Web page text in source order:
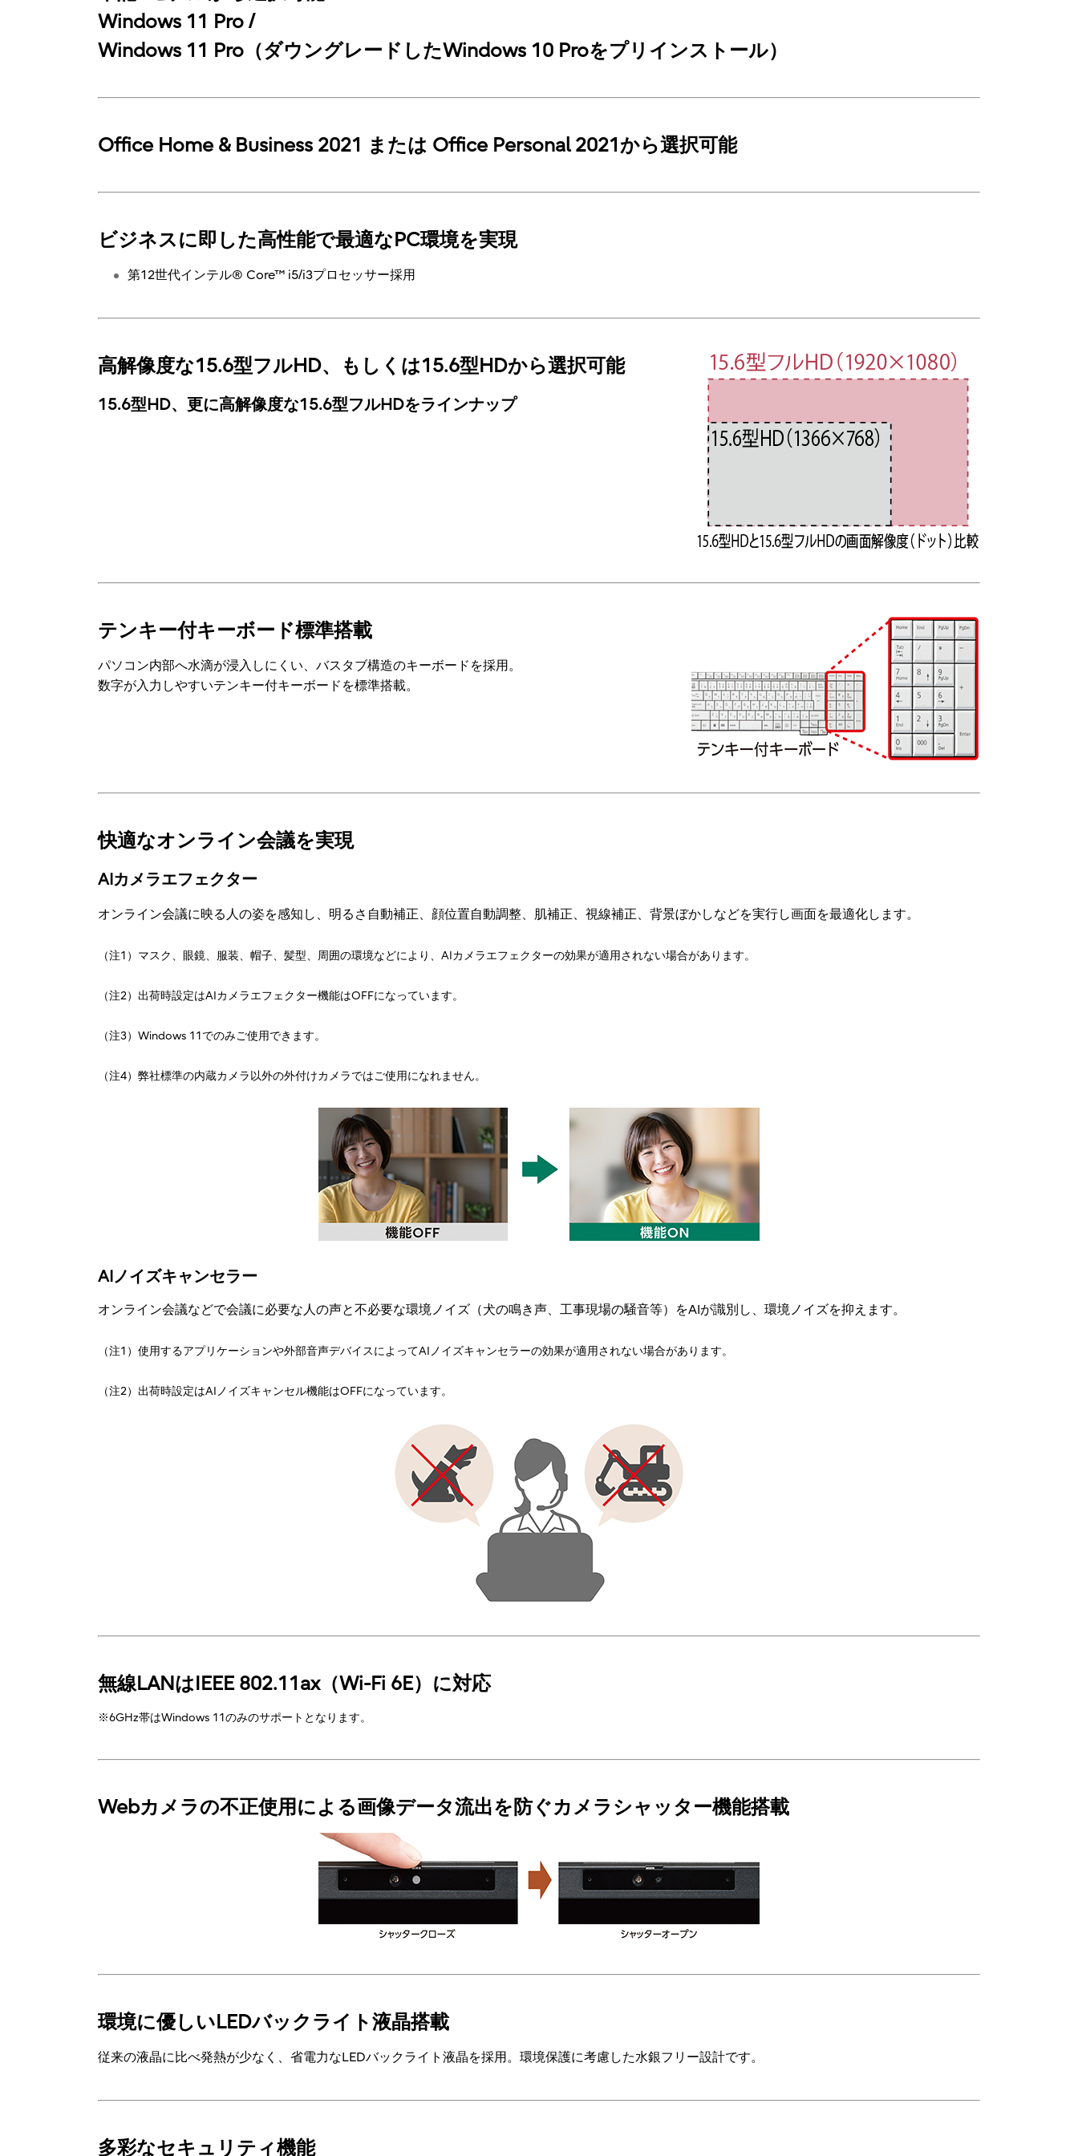
Windows 11 Pro /
Windows 11 Pro（ダウングレードしたWindows 10 Proをプリインストール）
Office Home & Business 2021 または Office Personal 2021から選択可能
ビジネスに即した高性能で最適なPC環境を実現
第12世代インテル® Core™ i5/i3プロセッサー採用
高解像度な15.6型フルHD、もしくは15.6型HDから選択可能
15.6型HD、更に高解像度な15.6型フルHDをラインナップ
テンキー付キーボード標準搭載
パソコン内部へ水滴が浸入しにくい、バスタブ構造のキーボードを採用。
数字が入力しやすいテンキー付キーボードを標準搭載。
快適なオンライン会議を実現
AIカメラエフェクター
オンライン会議に映る人の姿を感知し、明るさ自動補正、顔位置自動調整、肌補正、視線補正、背景ぼかしなどを実行し画面を最適化します。
（注1）マスク、眼鏡、服装、帽子、髪型、周囲の環境などにより、AIカメラエフェクターの効果が適用されない場合があります。
（注2）出荷時設定はAIカメラエフェクター機能はOFFになっています。
（注3）Windows 11でのみご使用できます。
（注4）弊社標準の内蔵カメラ以外の外付けカメラではご使用になれません。
AIノイズキャンセラー
オンライン会議などで会議に必要な人の声と不必要な環境ノイズ（犬の鳴き声、工事現場の騒音等）をAIが識別し、環境ノイズを抑えます。
（注1）使用するアプリケーションや外部音声デバイスによってAIノイズキャンセラーの効果が適用されない場合があります。
（注2）出荷時設定はAIノイズキャンセル機能はOFFになっています。
無線LANはIEEE 802.11ax（Wi-Fi 6E）に対応
※6GHz帯はWindows 11のみのサポートとなります。
Webカメラの不正使用による画像データ流出を防ぐカメラシャッター機能搭載
環境に優しいLEDバックライト液晶搭載
従来の液晶に比べ発熱が少なく、省電力なLEDバックライト液晶を採用。環境保護に考慮した水銀フリー設計です。
多彩なセキュリティ機能